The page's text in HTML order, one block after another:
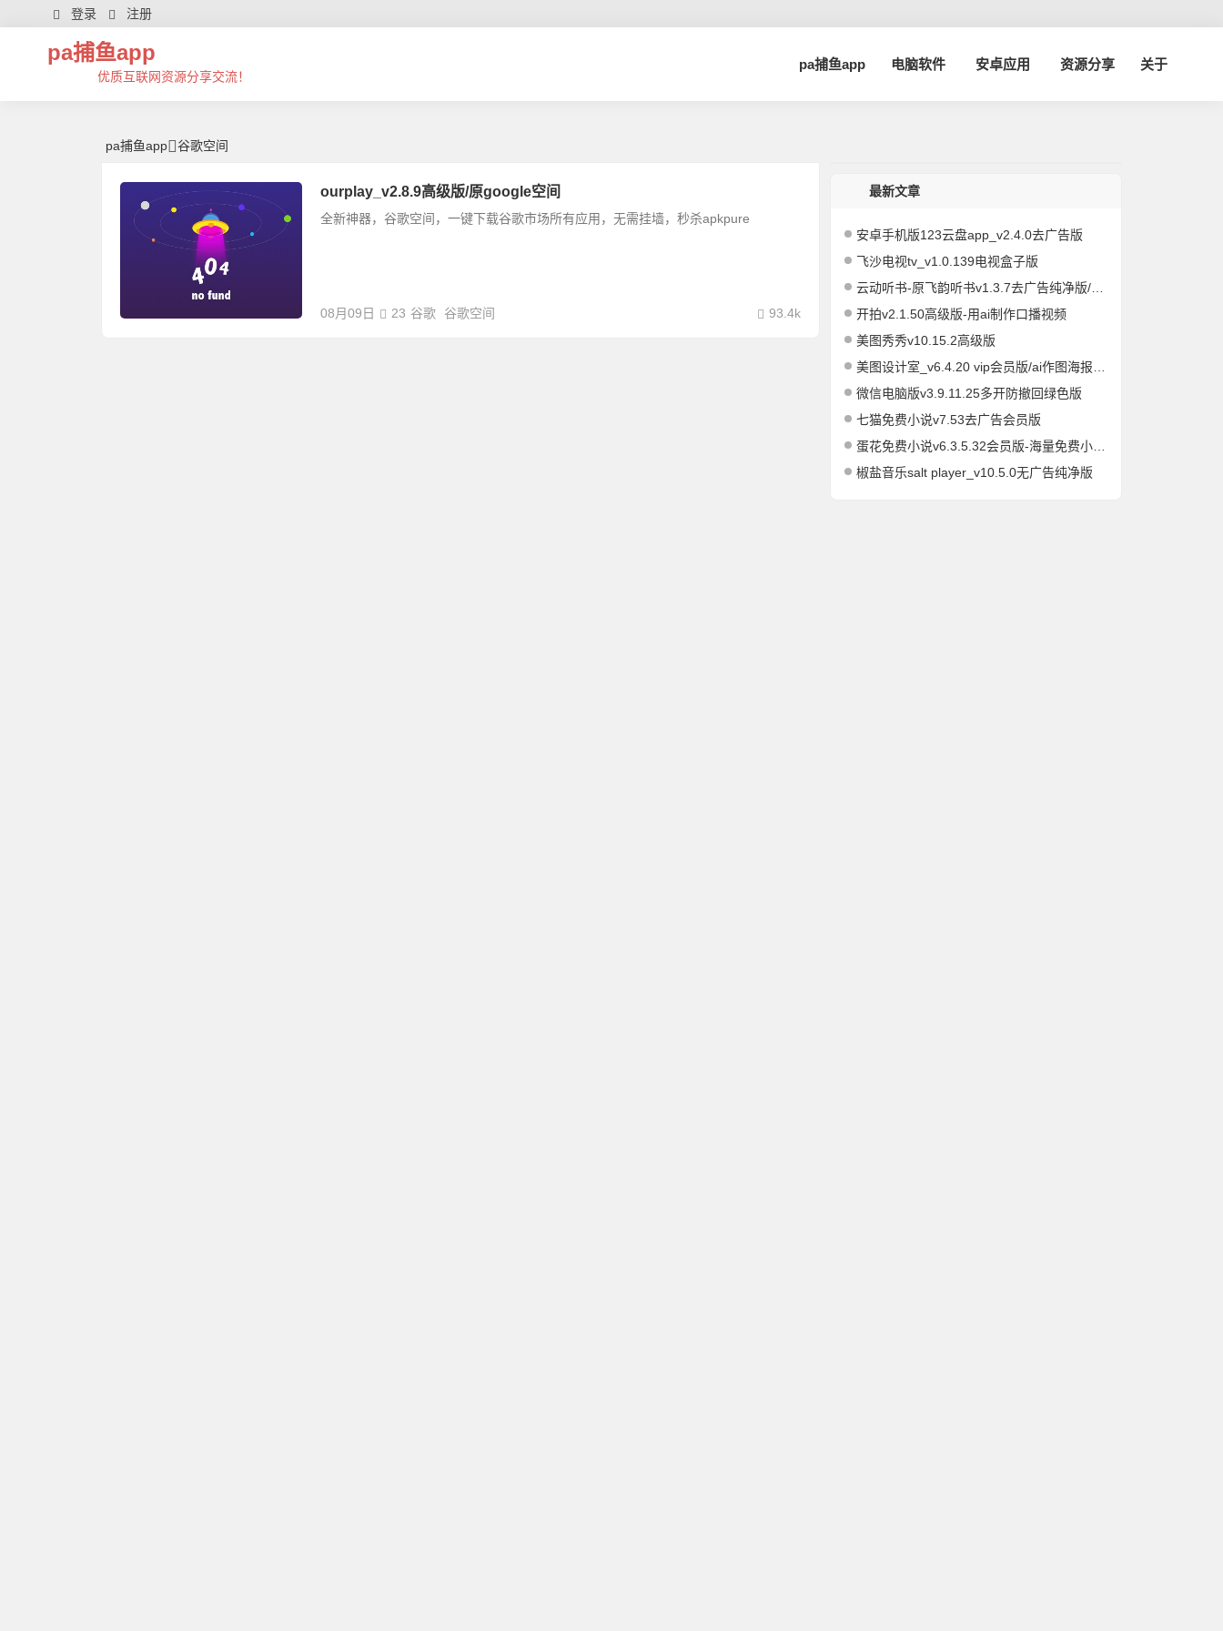
谷歌空间 | 芊芊精典-pa捕鱼app
登录 注册
pa捕鱼app
优质互联网资源分享交流！
pa捕鱼app 电脑软件 安卓应用 资源分享 关于
pa捕鱼app 谷歌空间
ourplay_v2.8.9高级版/原google空间
全新神器，谷歌空间，一键下载谷歌市场所有应用，无需挂墙，秒杀apkpure
08月09日 93.4k
23 谷歌 谷歌空间
最新文章
安卓手机版123云盘app_v2.4.0去广告版
飞沙电视tv_v1.0.139电视盒子版
云动听书-原飞韵听书v1.3.7去广告纯净版/海量资源
开拍v2.1.50高级版-用ai制作口播视频
美图秀秀v10.15.2高级版
美图设计室_v6.4.20 vip会员版/ai作图海报编辑
微信电脑版v3.9.11.25多开防撤回绿色版
七猫免费小说v7.53去广告会员版
蛋花免费小说v6.3.5.32会员版-海量免费小说有声小说阅读听书
椒盐音乐salt player_v10.5.0无广告纯净版